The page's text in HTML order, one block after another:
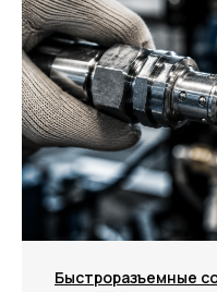
Быстроразъемные